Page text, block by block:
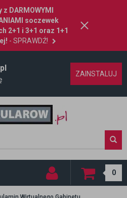
DARMOWYMI
soczewek
2+1 i 3+1 oraz 1+1
- SPRAWDŹ!
ZAINSTALUJ
0